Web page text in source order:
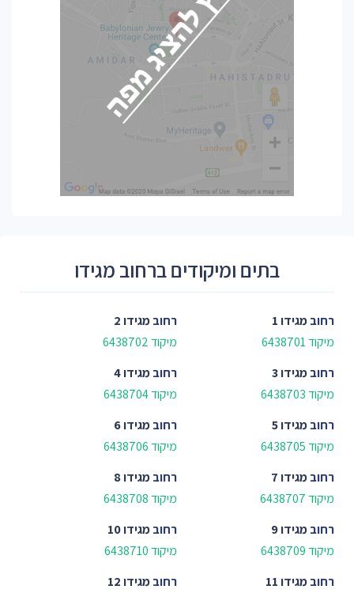
בתים ומיקודים ברחוב מגידו
רחובמגידו 1
מיקוד 6438701
רחובמגידו 2
מיקוד 6438702
רחובמגידו 3
מיקוד 6438703
רחובמגידו 4
מיקוד 6438704
רחובמגידו 5
מיקוד 6438705
רחובמגידו 6
מיקוד 6438706
רחובמגידו 7
מיקוד 6438707
רחובמגידו 8
מיקוד 6438708
רחובמגידו 9
מיקוד 6438709
רחובמגידו 10
מיקוד 6438710
רחובמגידו 11
רחובמגידו 12